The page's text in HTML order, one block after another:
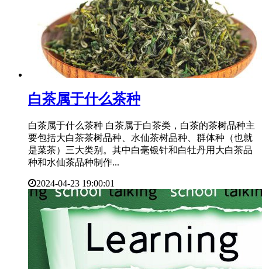
​白茶属于什么茶种
白茶属于什么茶种 白茶属于白茶类，白茶的茶树品种主
要包括大白茶茶树品种、水仙茶树品种、群体种（也就
是菜茶）三大类别。其中白毫银针和白牡丹用大白茶品
种和水仙茶品种制作...
2024-04-23 19:00:01